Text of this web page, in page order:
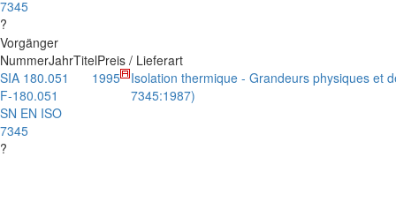
7345
?
Vorgänger
NummerJahrTitelPreis / Lieferart
SIA 180.051
F-180.051
SN EN ISO
7345
?
1995
Isolation thermique - Grandeurs physiques et
7345:1987)